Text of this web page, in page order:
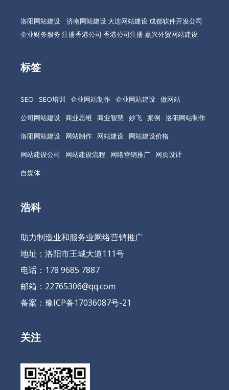
洛阳网站建设 济南网站建设 大连网站建设 成都软件开发公司
企业财务服务 注册香港公司 香港公司注册嘉兴外贸网站建设
标签
SEO SEO培训 企业网站制作 企业网站建设 做网站
公司网站建设 商业思维 商业智慧 妙飞 案例
洛阳网站制作
洛阳网站建设
网站制作 网站建设
网站建设价格
网站建设公司
网站建设流程 网络营销推广
网页设计
自媒体
浩科
助力制造业和服务业网络营销推广
地址：洛阳市王城大道111号
电话：178 9685 7887
邮箱：22765306@qq.com
备案： 豫ICP备17036087号-21
关注